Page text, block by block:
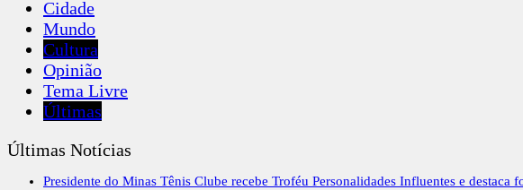
Cidade
Mundo
Cultura
Opinião
Tema Livre
Últimas
Últimas Notícias
Presidente do Minas Tênis Clube recebe Troféu Personalidades Influentes e